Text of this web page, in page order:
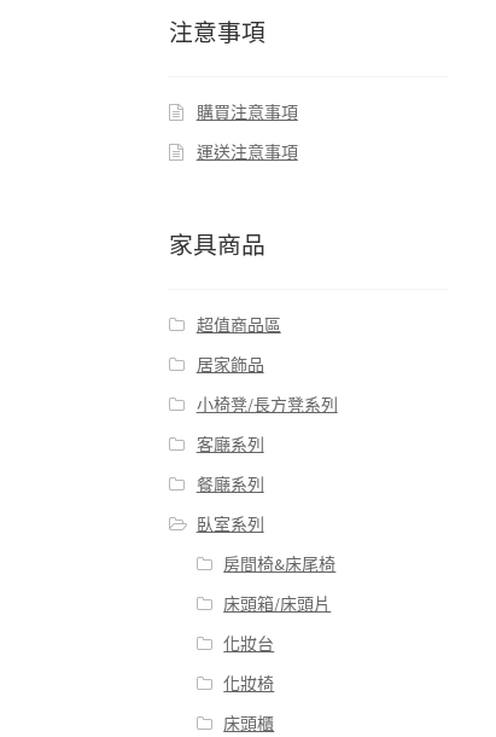
注意事項
購買注意事項
運送注意事項
家具商品
超值商品區
居家飾品
小椅凳/長方凳系列
客廰系列
餐廰系列
臥室系列
房間椅&床尾椅
床頭箱/床頭片
化妝台
化妝椅
床頭櫃